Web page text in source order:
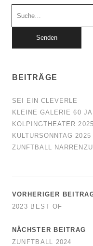
BEITRÄGE
SEI EIN CLEVERLE
KLEINE GALERIE 60
KOLPINGTHEATER 2025
KULTURSONNTAG 2025
ZUNFTBALL
VORHERIGER
2023 BEST OF
NÄCHSTER BEITRAG
ZUNFTBALL 2024